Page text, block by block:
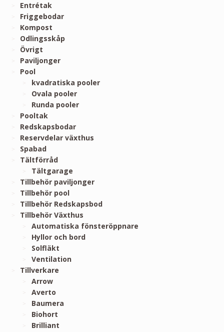
Entrétak
Friggebodar
Kompost
Odlingsskåp
Övrigt
Paviljonger
Pool
kvadratiska pooler
Ovala pooler
Runda pooler
Pooltak
Redskapsbodar
Reservdelar växthus
Spabad
Tältförråd
Tältgarage
Tillbehör paviljonger
Tillbehör pool
Tillbehör Redskapsbod
Tillbehör Växthus
Automatiska fönsteröppnare
Hyllor och bord
Solfläkt
Ventilation
Tillverkare
Arrow
Averto
Baumera
Biohort
Brilliant